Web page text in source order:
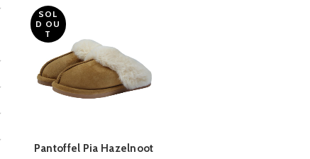
SOL
D OU
T
QUICK SHOP
Pantoffel Pia Hazelnoot